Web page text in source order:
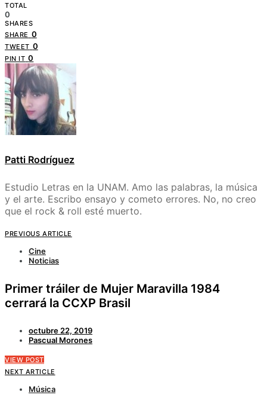
TOTAL
0
SHARES
SHARE 0
TWEET 0
PIN IT 0
Patti Rodríguez
Estudio Letras en la UNAM. Amo las palabras, la música
y el arte. Escribo ensayo y cometo errores. No, no creo
que el rock & roll esté muerto.
PREVIOUS ARTICLE
Cine
Noticias
Primer tráiler de Mujer Maravilla 1984
cerrará la CCXP Brasil
octubre 22, 2019
Pascual Morones
VIEW POST
NEXT ARTICLE
Música